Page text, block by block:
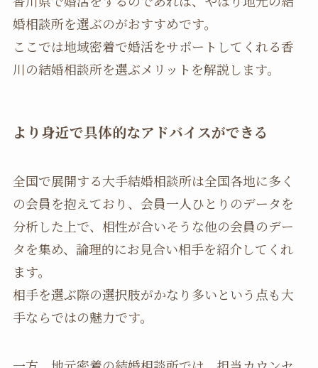
婚相談所を選ぶのがおすすめです。
ここでは地域密着で婚活をサポートしてくれる香
川の結婚相談所を選ぶメリットを解説します。
より身近で具体的なアドバイスができる
全国で展開する大手結婚相談所は全国各地に多く
の会員を抱えており、会員一人ひとりのデータを
分析した上で、相性が合いそうな他の会員のデー
タを集め、論理的にお見合い相手を紹介してくれ
ます。
相手を選ぶ際の選択肢がかなり多いという点も大
手ならではの魅力です。